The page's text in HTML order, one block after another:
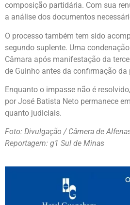
composição partidária. Com sua
a análise dos documentos
O processo também tem sido
segundo suplente. Uma
Câmara após manifestação da
de Guinho antes da confirmação da
Enquanto o impasse não é
por José Batista Neto permanece
quanto judiciais.
Foto: Divulgação / Câmera de
Reportagem: g1 Sul de Minas